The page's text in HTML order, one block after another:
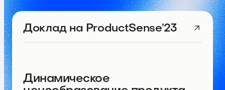
Доклад на ProductSense’23
Динамическое